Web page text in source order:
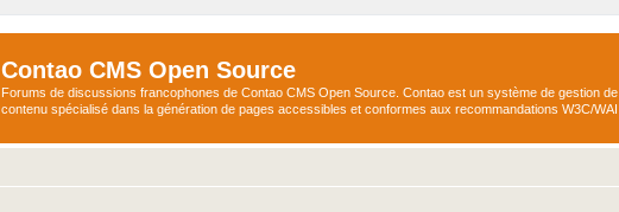
Contao CMS Open Source
Forums de discussions francophones de Contao CMS Open Source. Contao est un système de gestion de
contenu spécialisé dans la génération de pages accessibles et conformes aux recommandations W3C/WAI